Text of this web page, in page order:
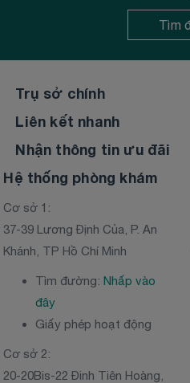
Tìm
Trụ sở chính
Liên kết nhanh
Nhận thông tin ưu đãi
Hệ thống phòng khám
Cơ sở 1:
37-39 Lương Định Của, P. An
Khánh, TP Hồ Chí Minh
Tìm đường:Nhấp vào
đây
Giấy phép hoạt động
Cơ sở 2:
20-20Bis-22 Đinh Tiên Hoàng,